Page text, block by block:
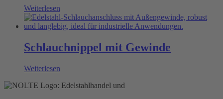
Weiterlesen
Schlauchnippel mit Gewinde
Weiterlesen